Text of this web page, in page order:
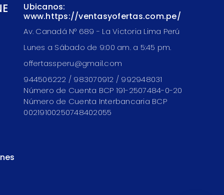
Ubicanos:
www.https://ventasyofertas.com.pe/
Av. Canadá N° 689 - La Victoria Lima Perú
Lunes a Sábado de 9:00 am. a 5:45 pm.
offertassperu@gmail.com
944506222 / 983070912 / 992948031
Número de Cuenta BCP 191-2507484-0-20
Número de Cuenta Interbancaria BCP
00219100250748402055